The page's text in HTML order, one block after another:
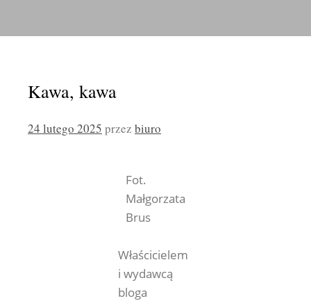
Kawa, kawa
24 lutego 2025 przez biuro
Fot.
Małgorzata
Brus
Właścicielem
i wydawcą
bloga